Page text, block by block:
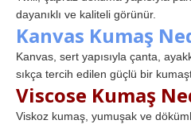
dayanıklı ve kaliteli görünür.
Kanvas Kumaş
Kanvas, sert yapısıyla çanta,
sıkça tercih edilen güçlü bir
Viscose Kumaş
Viskoz kumaş, yumuşak ve